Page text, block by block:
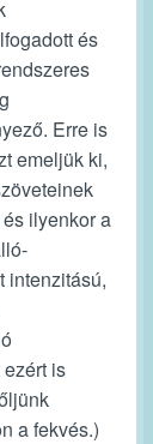
és
Erre is
emeljük ki,
ilyenkor a
intenzitású,
is
a fekvés.)